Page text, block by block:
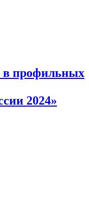
в профильных
2024»